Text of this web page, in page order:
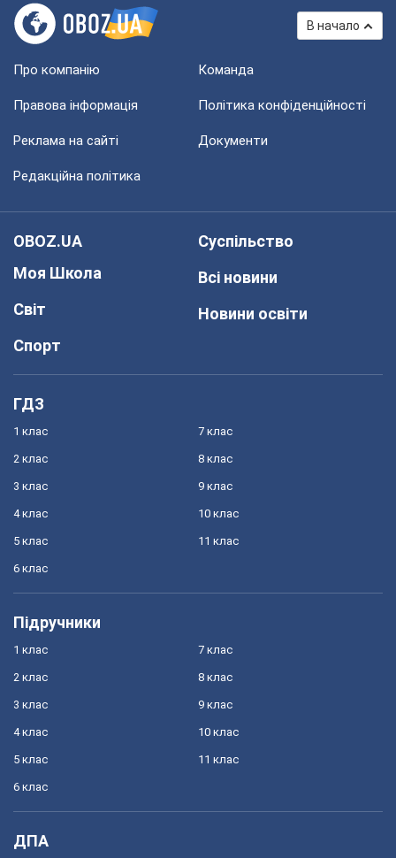
В начало
Про компанію Команда
Правова інформація Політика конфіденційності
Реклама на сайті Документи
Редакційна політика
OBOZ.UA
Моя Школа
Світ
Спорт
Суспільство
Всі новини
Новини освіти
ГДЗ
1 клас
2 клас
3 клас
4 клас
5 клас
6 клас
7 клас
8 клас
9 клас
10 клас
11 клас
Підручники
1 клас
2 клас
3 клас
4 клас
5 клас
6 клас
7 клас
8 клас
9 клас
10 клас
11 клас
ДПА